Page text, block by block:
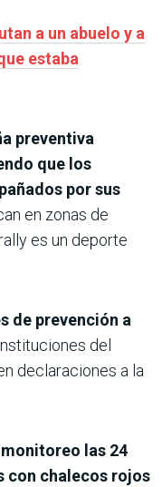
a un abuelo y a
estaba
preventiva
que los
por sus
en zonas de
es un deporte
de prevención a
del
declaraciones a la
las 24
con chalecos rojos